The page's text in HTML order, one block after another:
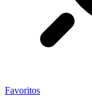
Favoritos